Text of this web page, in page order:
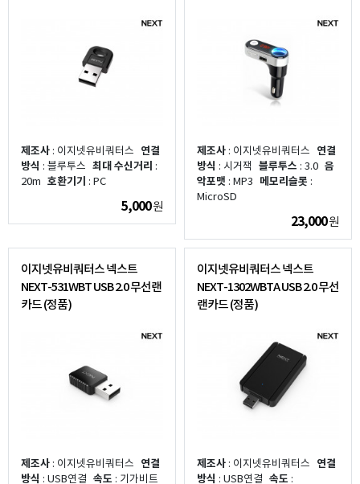
제조사 : 이지넷유비쿼터스 연결
방식 : 블루투스 최대 수신거리 :
20m 호환기기 : PC
5,000원
제조사 : 이지넷유비쿼터스 연결
방식 : 시거잭 블루투스 : 3.0 음
악포맷 : MP3 메모리슬롯 :
MicroSD
23,000원
이지넷유비쿼터스 넥스트
NEXT-531WBT USB 2.0 무선랜
카드 (정품)
제조사 : 이지넷유비쿼터스 연결
방식 : USB연결 속도 : 기가비트
이지넷유비쿼터스 넥스트
NEXT-1302WBTA USB 2.0 무선
랜카드 (정품)
제조사 : 이지넷유비쿼터스 연결
방식 : USB연결 속도 :